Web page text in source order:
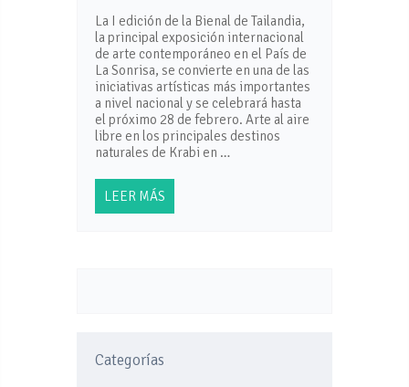
La I edición de la Bienal de Tailandia,
la principal exposición internacional
de arte contemporáneo en el País de
La Sonrisa, se convierte en una de las
iniciativas artísticas más importantes
a nivel nacional y se celebrará hasta
el próximo 28 de febrero. Arte al aire
libre en los principales destinos
naturales de Krabi en …
LEER MÁS
Categorías